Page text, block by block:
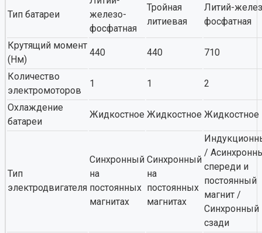
Тип батареи
железо-
фосфатная
Тройная
литиевая
Литий-
фосфатная
Крутящий момент
(Нм)
440 440 710
Количество
электромоторов
1 1 2
Охлаждение
батареи
Жидкостное Жидкостное Жидкостное
Тип
электродвигателя
Синхронный
на
постоянных
магнитах
Синхронный
на
постоянных
магнитах
/
спереди и
постоянный
магнит /
Cинхронный
сзади